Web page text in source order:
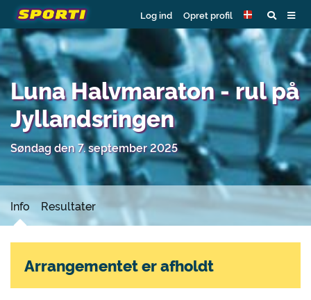
Log ind Opret profil
Luna Halvmaraton - rul på
Jyllandsringen
Søndag den 7. september 2025
Info Resultater
Arrangementet er afholdt